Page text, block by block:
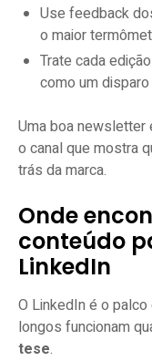
Use feedback
o maior
Trate cada
como um
Uma boa newsletter
o canal que mostra
trás da marca.
Onde
conteúdo
LinkedIn
O LinkedIn é o
longos funcionam
tese.